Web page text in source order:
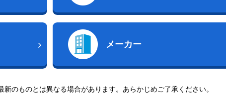
メーカー
のものとは異なる場合があります。あらかじめご了承ください。